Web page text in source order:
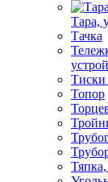
Тара,
Тачка
Тиски
Топор